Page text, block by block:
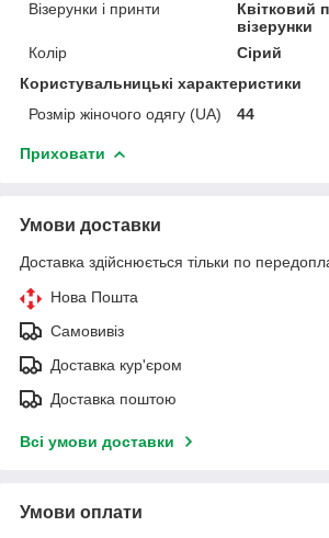
Візерунки і принти
Квітковий
візерунки
Колір
Сірий
Користувальницькі характеристики
Розмір жіночого одягу (UA)
44
Приховати
Умови доставки
Доставка здійснюється тільки по
Нова Пошта
Самовивіз
Доставка кур'єром
Доставка поштою
Всі умови доставки
Умови оплати